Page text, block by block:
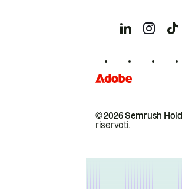
© 2026 Semrush
riservati.